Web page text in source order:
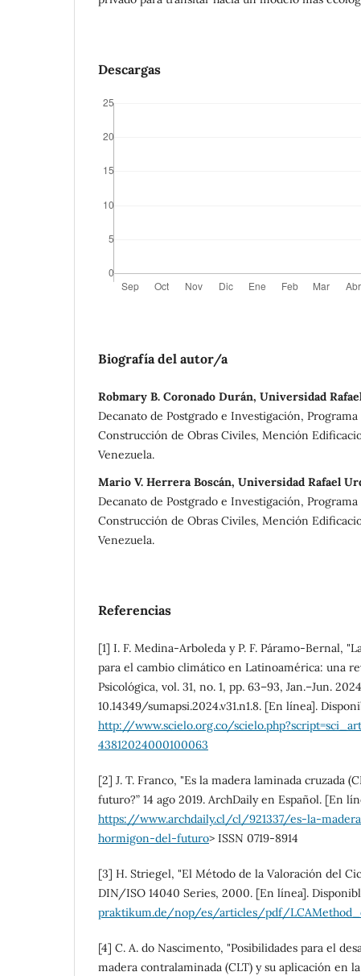
Descargas
Biografía del autor/a
Robmary B. Coronado Durán, Universidad
Decanato de Postgrado e Investigación,
Construcción de Obras Civiles, Mención
Venezuela.
Mario V. Herrera Boscán, Universidad Rafael
Decanato de Postgrado e Investigación,
Construcción de Obras Civiles, Mención
Venezuela.
Referencias
[1] I. F. Medina-Arboleda y P. F. Páramo-Bernal,
para el cambio climático en Latinoamérica: una
Psicológica, vol. 31, no. 1, pp. 63–93, Jan.–Jun.
10.14349/sumapsi.2024.v31.n1.8. [En línea].
http://www.scielo.org.co/
43812024000100063
[2] J. T. Franco, "Es la madera laminada cruzada
futuro?” 14 ago 2019. ArchDaily en Español. [En
https://www.archdaily.cl/cl/921337/es-la-
hormigon-del-futuro> ISSN 0719-8914
[3] H. Striegel, "El Método de la Valoración del
DIN/ISO 14040 Series, 2000. [En línea].
praktikum.de/nop/es/articles/pdf/
[4] C. A. do Nascimento, "Posibilidades para el
madera contralaminada (CLT) y su aplicación en